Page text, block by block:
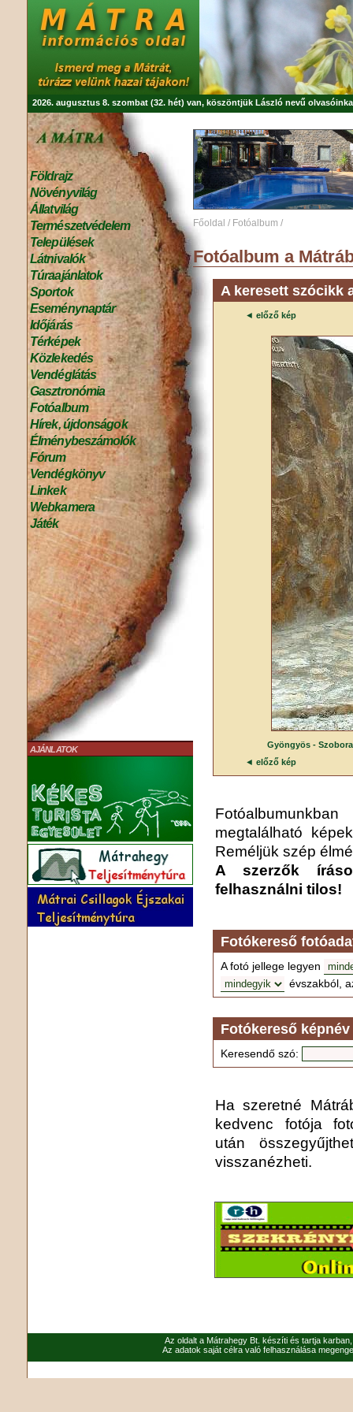
2026. augusztus 8. szombat (32. hét) van, köszöntjük László nevű
Földrajz
Növényvilág
Állatvilág
Természetvédelem
Települések
Látnivalók
Túraajánlatok
Sportok
Eseménynaptár
Időjárás
Térképek
Közlekedés
Vendéglátás
Gasztronómia
Fotóalbum
Hírek, újdonságok
Élménybeszámolók
Fórum
Vendégkönyv
Linkek
Webkamera
Játék
AJÁNLATOK
Főoldal / Fotóalbum /
Fotóalbum a
A keresett szócikk
◄ előző kép
Gyöngyös -
◄ előző kép
megtalálható
Reméljük szép
A szerzők
felhasználni tilos!
Fotókereső
A fotó jellege legyen
évszakból,
Fotókereső
Keresendő szó:
Ha szeretné
kedvenc fotója
után
visszanézheti.
Az oldalt a Mátrahegy Bt. készíti és tartja
Az adatok saját célra való felhasználása